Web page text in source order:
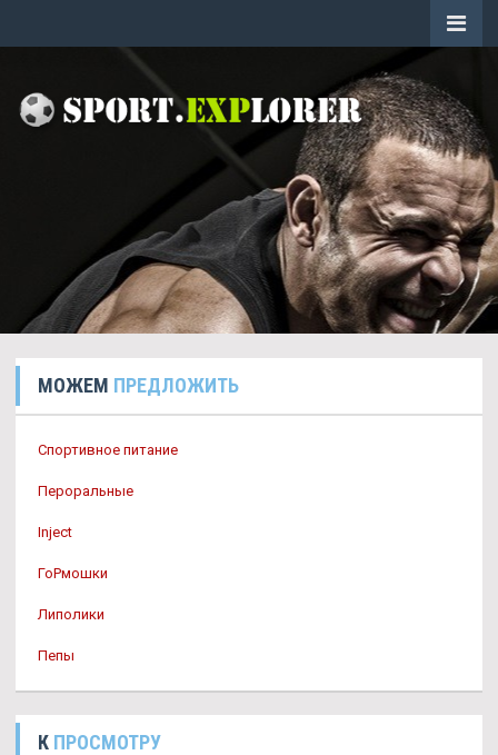
МОЖЕМ ПРЕДЛОЖИТЬ
Спортивное питание
Пероральные
Inject
ГоРмошки
Липолики
Пепы
К ПРОСМОТРУ